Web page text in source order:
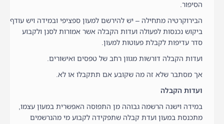
הסיפור.
הבירוקרטיה מתחילה – יש להירשם למעון ספציפי ובמידה ויש עודף
ביקוש נכנסות לפעולה ועדות הקבלה אשר אמורות לסנן ולקבוע
סדר עדיפות לקבלת פעוטות למעון.
ועדות הקבלה דורשות מגוון רחב של טפסים ואישורים.
אך מסתבר שלא זה מה שקובע אם תתקבלו או לא.
ועדות הקבלה
במידה וישנה הרשמה גבוהה מן התפוסה האפשרית במעון עצמו,
מתכנסת במעון ועדת קבלה שתפקידה לקבוע מי מהנרשמים